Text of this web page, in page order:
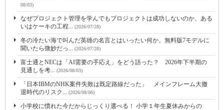
08/03)
なぜプロジェクト管理を学んでもプロジェクトは成功しないのか、ある
いはケーキの工程... (2026/07/28)
冬の冷たい海で叫んだ英雄の名言とはいったい何か。無料版7モデルに
聞いたら微妙だっ... (2026/07/28)
富士通とNECは「AI需要の手応え」をどう語った？ 2026年下半期の
見通しを考... (2026/08/03)
「日本IBMのNHK案件失敗は既定路線だった」 メインフレーム大撤
退時代のリスク... (2026/08/06)
小学校に慣れた今だからじっくり選べる！ 小学１年生夏休みからの